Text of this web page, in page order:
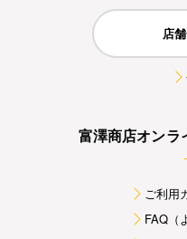
店
富澤商店オンラ
ご利用
FAQ（